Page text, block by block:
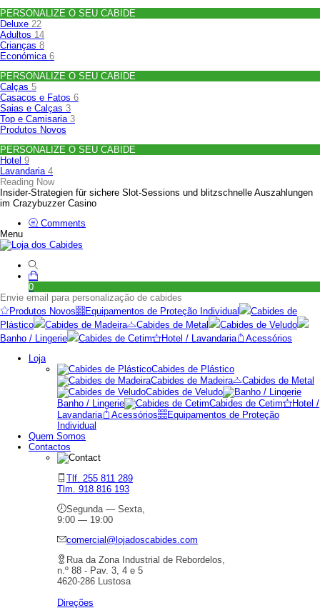
PERSONALIZE O SEU CABIDE
Deluxe 22
Adultos 14
Crianças 8
Económica 6
PERSONALIZE O SEU CABIDE
Calças 5
Casacos e Fatos 6
Saias e Calças 3
Top e Camisaria 3
Produtos Novos
PERSONALIZE O SEU CABIDE
Hotel 9
Lavandaria 4
Reading Now
Insider‑Strategien für sichere Slot‑Sessions und blitzschnelle Auszahlungen
im Crazybuzzer Casino
Comments
Menu
0
Envie email para personalização de cabides
Produtos Novos
Equipamentos de Proteção Individual
Cabides de
Plástico
Cabides de Madeira Cabides de Metal
Cabides de Veludo
Banho / Lingerie
Cabides de Cetim Hotel / Lavandaria
Acessórios
Loja
Cabides de Plástico
Cabides de Madeira
Cabides de Metal
Cabides de Veludo
Banho / Lingerie
Cabides de Cetim
Hotel /
Lavandaria
Acessórios
Equipamentos de Proteção
Individual
Quem Somos
Contactos
Tlf. 255 811 289
Tlm. 918 816 193
Segunda — Sexta,
9:00 — 19:00
comercial@lojadoscabides.com
Rua da Zona Industrial de Rebordelos,
n.º 88 - Pav. 3, 4 e 5
4620-286 Lustosa
Direções